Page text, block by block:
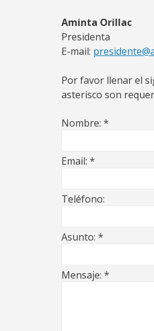
Aminta Orillac
Presidenta
E-mail:
Por favor llenar el
asterisco son
Nombre: *
Email: *
Teléfono:
Asunto: *
Mensaje: *